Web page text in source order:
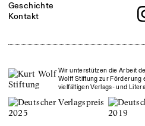
Geschichte
Kontakt
Wir unterstützen die Arbeit
Wolff Stiftung zur Förderung
vielfältigen Verlags- und